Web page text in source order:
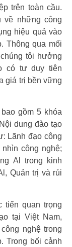
trên toàn cầu.
về những công
hiệu quả vào
Thông qua mối
tôi hưởng
có tư duy tiên
giá trị bền vững
gồm 5 khóa
dung đào tạo
Lãnh đạo công
công nghệ;
Al trong kinh
Quản trị và rủi
tiến quan trọng
tại Việt Nam,
nghệ trong
Trong bối cảnh